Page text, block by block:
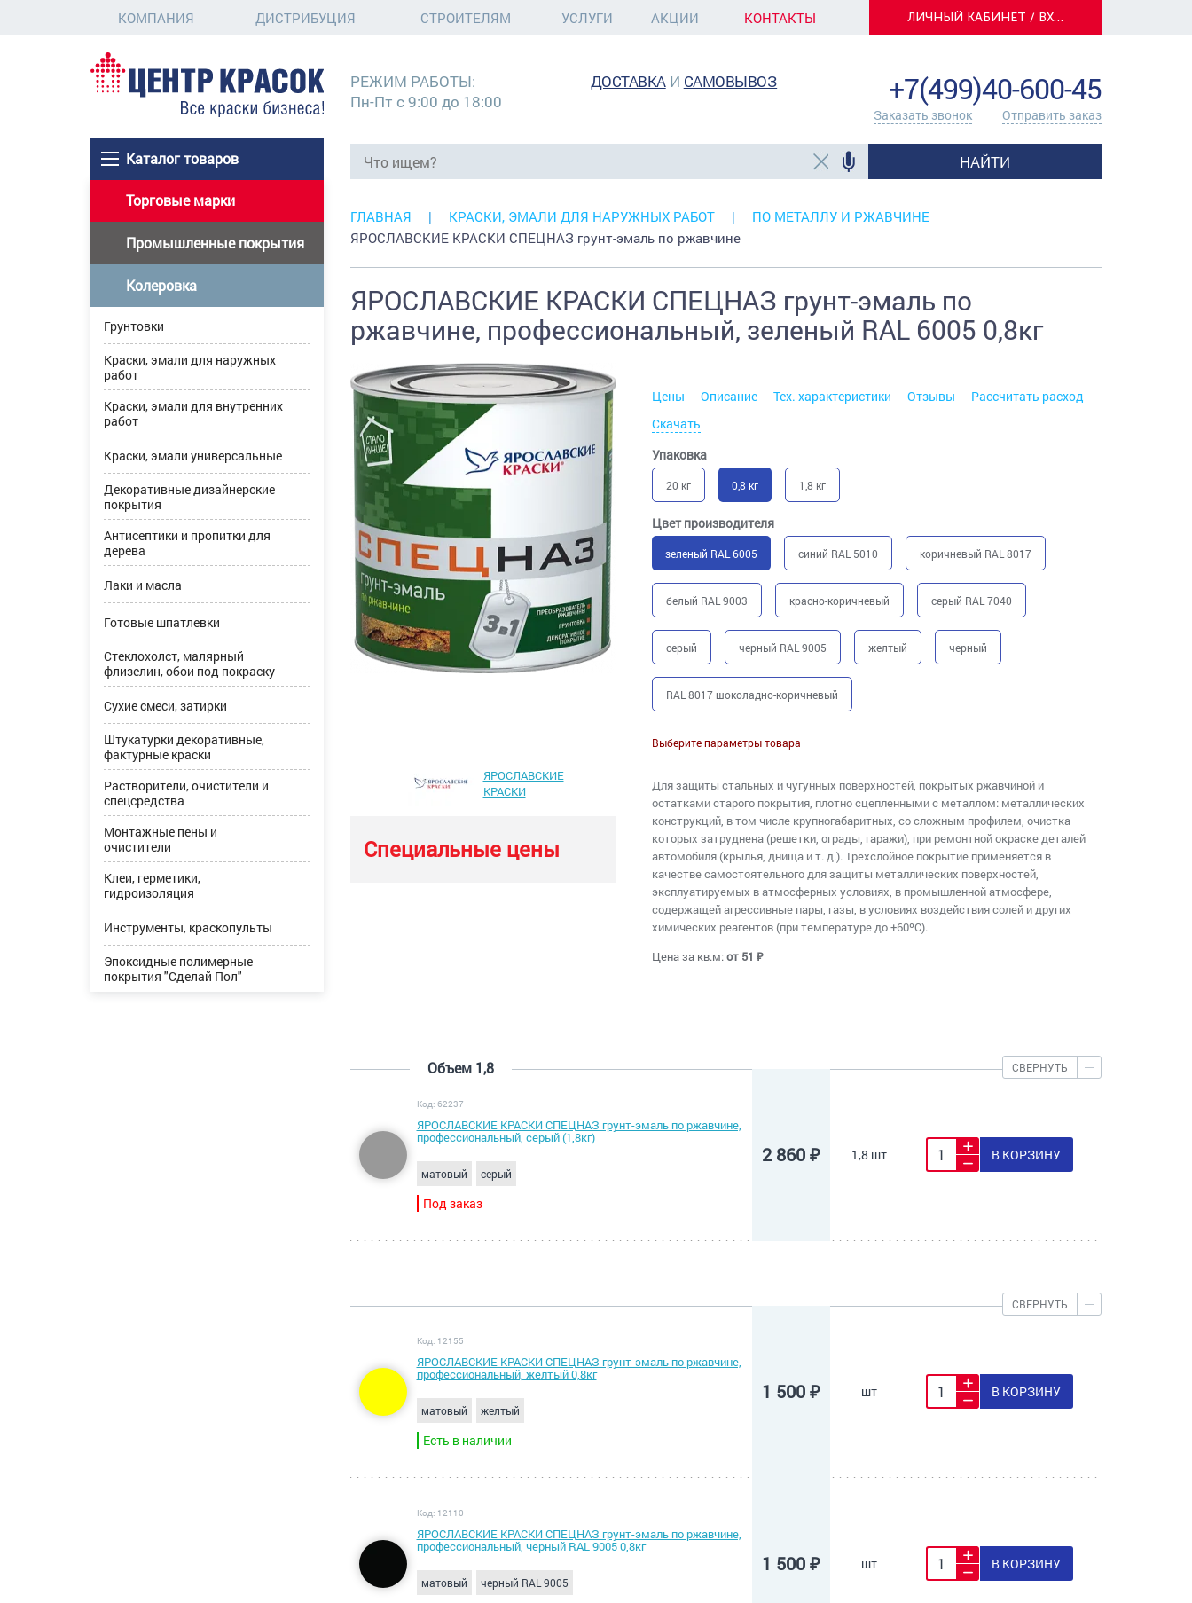
КОМПАНИЯ ДИСТРИБУЦИЯ СТРОИТЕЛЯМ УСЛУГИ АКЦИИ КОНТАКТЫ ЛИЧНЫЙ КАБИНЕТ / ВХОД
Каталог товаров
РЕЖИМ РАБОТЫ:
Пн-Пт с 9:00 до 18:00
ДОСТАВКАИ САМОВЫВОЗ +7(499)40-600-45
Заказать звонок Отправить заказ
НАЙТИ
Торговые марки
Промышленные покрытия
Колеровка
Грунтовки
Краски, эмали для наружных
работ
Краски, эмали для внутренних
работ
Краски, эмали универсальные
Декоративные дизайнерские
покрытия
Антисептики и пропитки для
дерева
Лаки и масла
Готовые шпатлевки
Стеклохолст, малярный
флизелин, обои под покраску
Сухие смеси, затирки
Штукатурки декоративные,
фактурные краски
Растворители, очистители и
спецсредства
Монтажные пены и
очистители
Клеи, герметики,
гидроизоляция
Инструменты, краскопульты
Эпоксидные полимерные
покрытия "Сделай Пол"
ГЛАВНАЯ КРАСКИ, ЭМАЛИ ДЛЯ НАРУЖНЫХ РАБОТ
ПО МЕТАЛЛУ И РЖАВЧИНЕ
ЯРОСЛАВСКИЕ КРАСКИ СПЕЦНАЗ грунт-эмаль по ржавчине
ЯРОСЛАВСКИЕ КРАСКИ СПЕЦНАЗ грунт-эмаль по
ржавчине, профессиональный, зеленый RAL 6005 0,8кг
ЯРОСЛАВСКИЕ
КРАСКИ
Специальные цены
Цены Описание Тех. характеристики Отзывы
Рассчитать расход
Скачать
Упаковка
20 кг 0,8 кг 1,8 кг
Цвет производителя
зеленый RAL 6005 синий RAL 5010 коричневый RAL 8017
белый RAL 9003 красно-коричневый серый RAL 7040
серый черный RAL 9005 желтый черный
RAL 8017 шоколадно-коричневый
Выберите параметры товара
Для защиты стальных и чугунных поверхностей, покрытых ржавчиной и
остатками старого покрытия, плотно сцепленными с металлом: металлических
конструкций, в том числе крупногабаритных, со сложным профилем, очистка
которых затруднена (решетки, ограды, гаражи), при ремонтной окраске деталей
автомобиля (крылья, днища и т. д.). Трехслойное покрытие применяется в
качестве самостоятельного для защиты металлических поверхностей,
эксплуатируемых в атмосферных условиях, в промышленной атмосфере,
содержащей агрессивные пары, газы, в условиях воздействия солей и других
химических реагентов (при температуре до +60ºС).
Цена за кв.м:от 51 ₽
Объем 1,8 СВЕРНУТЬ
Код: 62237
ЯРОСЛАВСКИЕ КРАСКИ СПЕЦНАЗ грунт-эмаль по ржавчине,
профессиональный, серый (1,8кг)
матовый серый
Под заказ
2 860 ₽ 1,8 шт В КОРЗИНУ
СВЕРНУТЬ
Код: 12155
ЯРОСЛАВСКИЕ КРАСКИ СПЕЦНАЗ грунт-эмаль по ржавчине,
профессиональный, желтый 0,8кг
матовый желтый
Есть в наличии
1 500 ₽ шт В КОРЗИНУ
Код: 12110
ЯРОСЛАВСКИЕ КРАСКИ СПЕЦНАЗ грунт-эмаль по ржавчине,
профессиональный, черный RAL 9005 0,8кг
матовый черный RAL 9005
1 500 ₽ шт В КОРЗИНУ